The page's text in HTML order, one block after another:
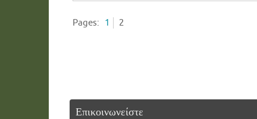
Pages: 1 2
Επικοινωνείστε